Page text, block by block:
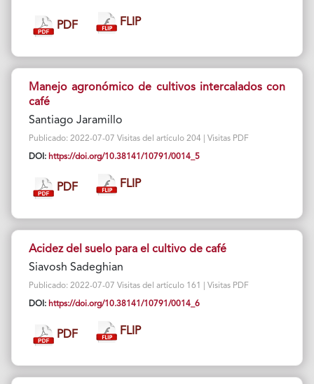
PDF FLIP
Manejo agronómico de cultivos intercalados con
café
Santiago Jaramillo
Publicado: 2022-07-07 Visitas del artículo 204 | Visitas PDF
DOI: https://doi.org/10.38141/10791/0014_5
PDF FLIP
Acidez del suelo para el cultivo de café
Siavosh Sadeghian
Publicado: 2022-07-07 Visitas del artículo 161 | Visitas PDF
DOI: https://doi.org/10.38141/10791/0014_6
PDF FLIP